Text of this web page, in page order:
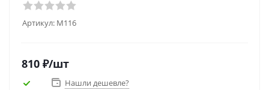
Артикул: М116
810 ₽/шт
Нашли дешевле?